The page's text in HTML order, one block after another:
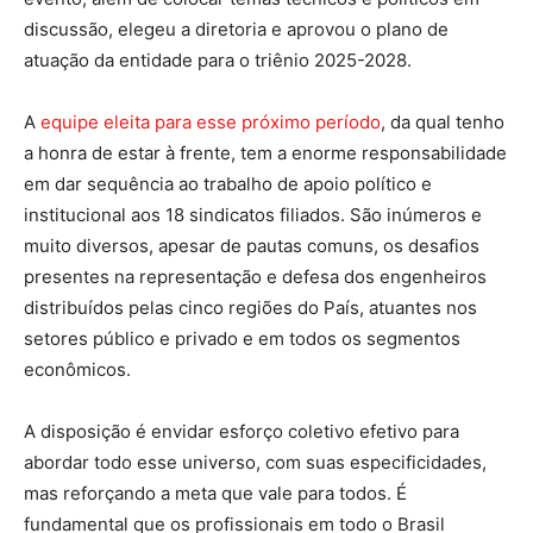
discussão, elegeu a diretoria e aprovou o plano de
atuação da entidade para o triênio 2025-2028.
A equipe eleita para esse próximo período, da qual tenho
a honra de estar à frente, tem a enorme responsabilidade
em dar sequência ao trabalho de apoio político e
institucional aos 18 sindicatos filiados. São inúmeros e
muito diversos, apesar de pautas comuns, os desafios
presentes na representação e defesa dos engenheiros
distribuídos pelas cinco regiões do País, atuantes nos
setores público e privado e em todos os segmentos
econômicos.
A disposição é envidar esforço coletivo efetivo para
abordar todo esse universo, com suas especificidades,
mas reforçando a meta que vale para todos. É
fundamental que os profissionais em todo o Brasil